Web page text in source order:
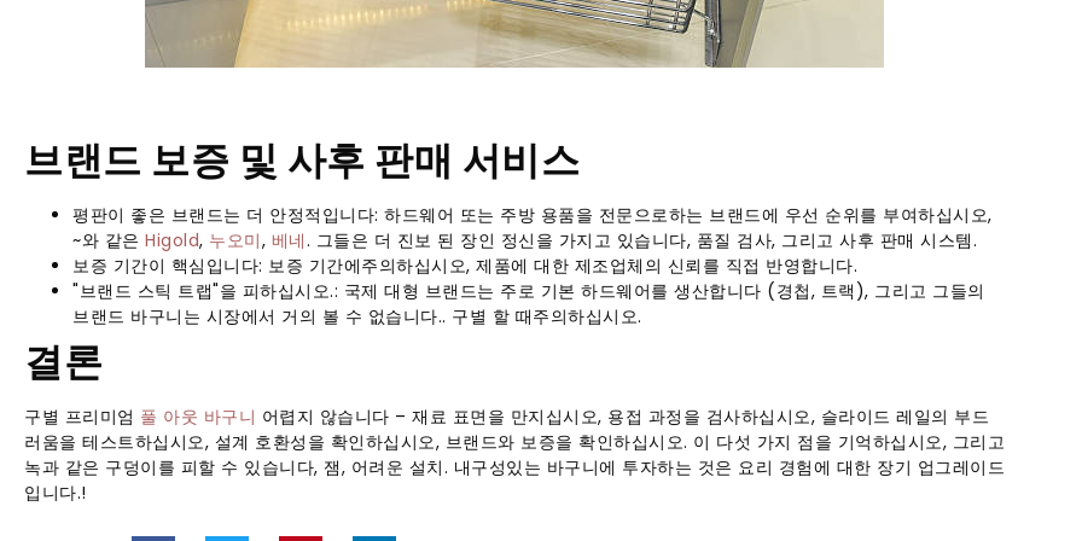
브랜드 보증 및 사후 판매 서비스
평판이 좋은 브랜드는 더 안정적입니다: 하드웨어 또는 주방 용품을 전문으로하는 브랜드에 우선 순위를 부여하십시오,
~와 같은 Higold, 누오미, 베네. 그들은 더 진보 된 장인 정신을 가지고 있습니다, 품질 검사, 그리고 사후 판매 시스템.
보증 기간이 핵심입니다: 보증 기간에주의하십시오, 제품에 대한 제조업체의 신뢰를 직접 반영합니다.
"브랜드 스틱 트랩"을 피하십시오.: 국제 대형 브랜드는 주로 기본 하드웨어를 생산합니다 (경첩, 트랙), 그리고 그들의
브랜드 바구니는 시장에서 거의 볼 수 없습니다.. 구별 할 때주의하십시오.
결론
구별 프리미엄 풀 아웃 바구니 어렵지 않습니다 – 재료 표면을 만지십시오, 용접 과정을 검사하십시오, 슬라이드 레일의 부드
러움을 테스트하십시오, 설계 호환성을 확인하십시오, 브랜드와 보증을 확인하십시오. 이 다섯 가지 점을 기억하십시오, 그리고
녹과 같은 구덩이를 피할 수 있습니다, 잼, 어려운 설치. 내구성있는 바구니에 투자하는 것은 요리 경험에 대한 장기 업그레이드
입니다.!